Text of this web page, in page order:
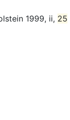
1999, ii, 25